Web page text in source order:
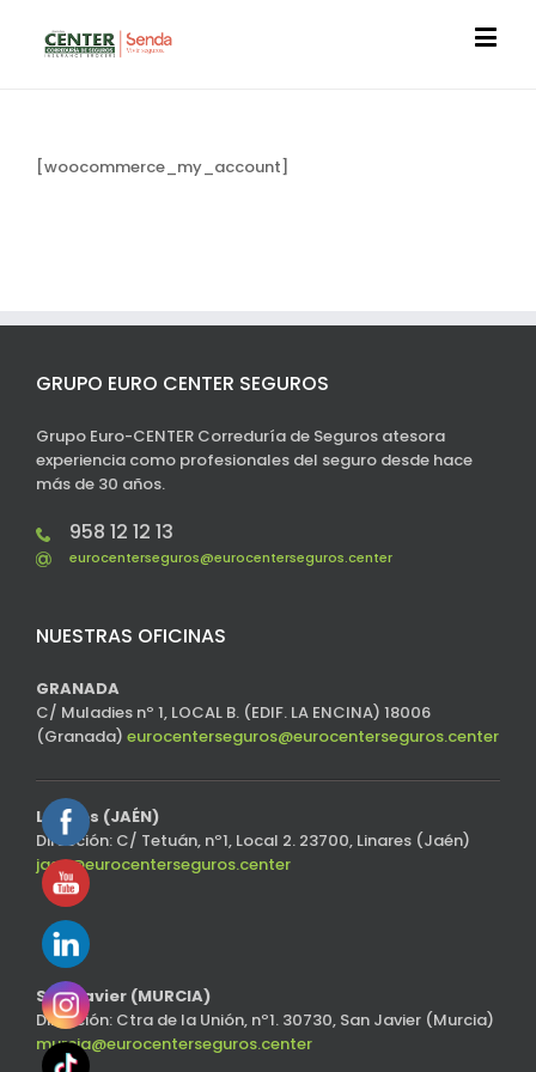
[woocommerce_my_account]
GRUPO EURO CENTER SEGUROS
Grupo Euro-CENTER Correduría de Seguros atesora
experiencia como profesionales del seguro desde hace
más de 30 años.
958 12 12 13
eurocenterseguros@eurocenterseguros.center
NUESTRAS OFICINAS
GRANADA
C/ Muladies nº 1, LOCAL B. (EDIF. LA ENCINA) 18006
(Granada) eurocenterseguros@eurocenterseguros.center
Linares (JAÉN)
Dirección: C/ Tetuán, nº1, Local 2. 23700, Linares (Jaén)
jaen@eurocenterseguros.center
San Javier (MURCIA)
Dirección: Ctra de la Unión, nº1. 30730, San Javier (Murcia)
murcia@eurocenterseguros.center